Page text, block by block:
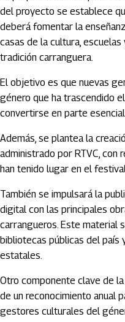
del proyecto se establece
deberá fomentar la
casas de la cultura,
tradición carranguera.
El objetivo es que nuevas
género que ha trascendido
convertirse en parte
Además, se plantea la
administrado por RTVC, con
han tenido lugar en el
También se impulsará la
digital con las principales
carrangueros. Este material
bibliotecas públicas del país
estatales.
Otro componente clave de
de un reconocimiento anual
gestores culturales del